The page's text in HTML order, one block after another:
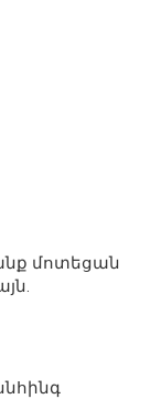
մոտեցան